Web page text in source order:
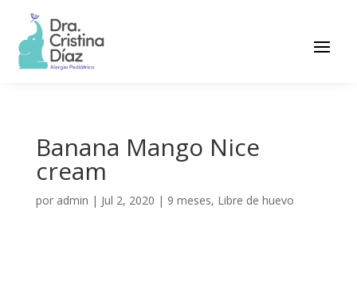
Banana Mango Nice
cream
por admin | Jul 2, 2020 | 9 meses, Libre de huevo